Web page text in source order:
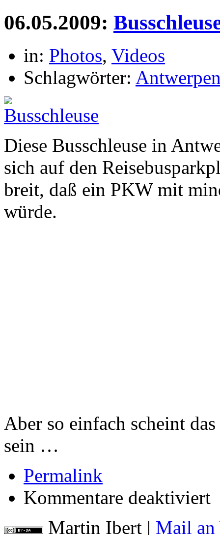
06.05.2009:
in: Photos, Videos
Schlagwörter:
Diese Busschleuse in
sich auf den
breit, daß ein PKW mit
würde.
Aber so einfach scheint
sein …
Permalink
Kommentare deaktiviert
Martin Ibert | Mail an